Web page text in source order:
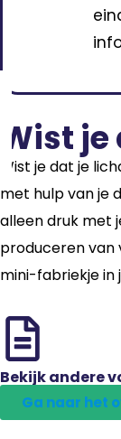
Wist
Wist je dat je
met hulp van je
alleen druk met
produceren van
mini-fabriekje in
Bekijk andere
Ga naar het